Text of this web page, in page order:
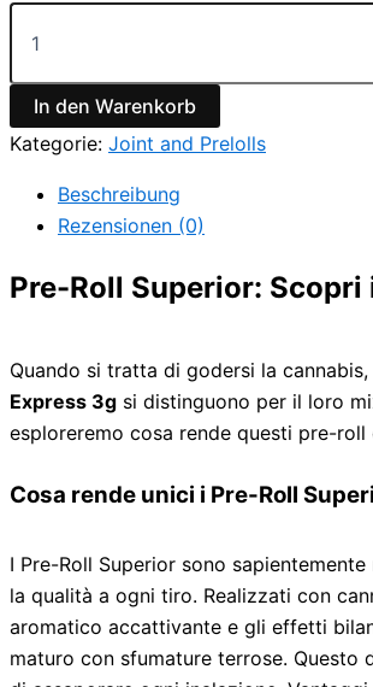
In den Warenkorb
Kategorie: Joint and Prelolls
Beschreibung
Rezensionen (0)
Pre-Roll Superior:
Quando si tratta di godersi la
Express 3g si distinguono per il loro
esploreremo cosa rende questi pre-
Cosa rende unici i Pre-Roll
I Pre-Roll Superior sono
la qualità a ogni tiro. Realizzati con
aromatico accattivante e gli effetti
maturo con sfumature terrose. Questo